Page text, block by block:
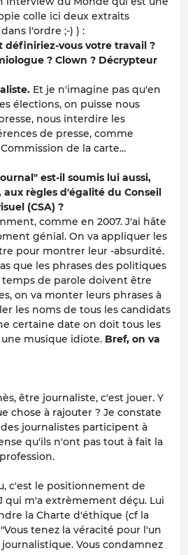
colle ici deux extraits
l'ordre ;-) ) :
définiriez-vous votre travail ?
? Clown ? Décrypteur
Et je n'imagine pas qu'en
élections, on puisse nous
nous interdire les
de presse, comme
de la carte...
est-il soumis lui aussi,
règles d'égalité du Conseil
(CSA) ?
comme en 2007. J'ai hâte
génial. On va appliquer les
pour montrer leur -absurdité.
que les phrases des politiques
de parole doivent être
on va monter leurs phrases à
les noms de tous les candidats
certaine date on doit tous les
musique idiote. Bref, on va
être journaliste, c'est jouer. Y
chose à rajouter ? Je constate
journalistes participent à
qu'ils n'ont pas tout à fait la
c'est le positionnement de
qui m'a extrèmement déçu. Lui
la Charte d'éthique (cf la
tenez la véracité pour l'un
Vous condamnez